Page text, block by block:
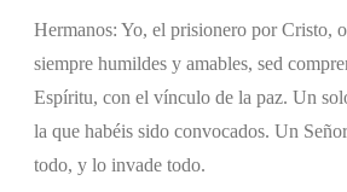
Hermanos: Yo, el prisionero por Cristo,
siempre humildes y amables, sed
Espíritu, con el vínculo de la paz. Un
la que habéis sido convocados. Un
todo, y lo invade todo.